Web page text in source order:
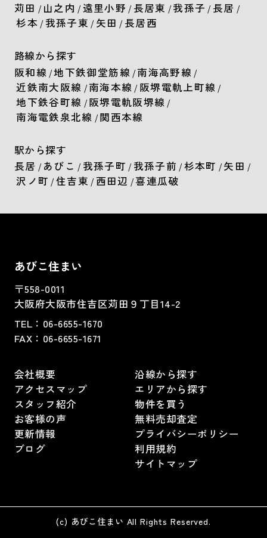
苅田 / 山之内 / 遠里小野 / 長居東 / 我孫子 / 長居 /
杉本 / 我孫子東 / 矢田 / 長居西
路線から探す
阪和線 /地下鉄御堂筋線 /南海高野線 /
近鉄南大阪線 /南海本線 / 阪堺電軌上町線 /
地下鉄谷町線 / 阪堺電軌阪堺線 /
南海電鉄泉北線 / 関西本線
駅から探す
長居 / あびこ / 我孫子町 / 我孫子前 / 杉本町 / 矢田 /
沢ノ町 / 住吉東 / 西田辺 /喜連瓜破
あびこ住まい
〒558-0011
大阪府大阪市住吉区苅田９丁目14-2
TEL： 06-6655-1670
FAX： 06-6655-1671
会社概要
アクセスマップ
スタッフ紹介
お客様の声
更新情報
ブログ
沿線から探す
エリアから探す
物件を買う
無料売却査定
プライバシーポリシー
利用規約
サイトマップ
(c) あびこ住まい All Rights Reserved.